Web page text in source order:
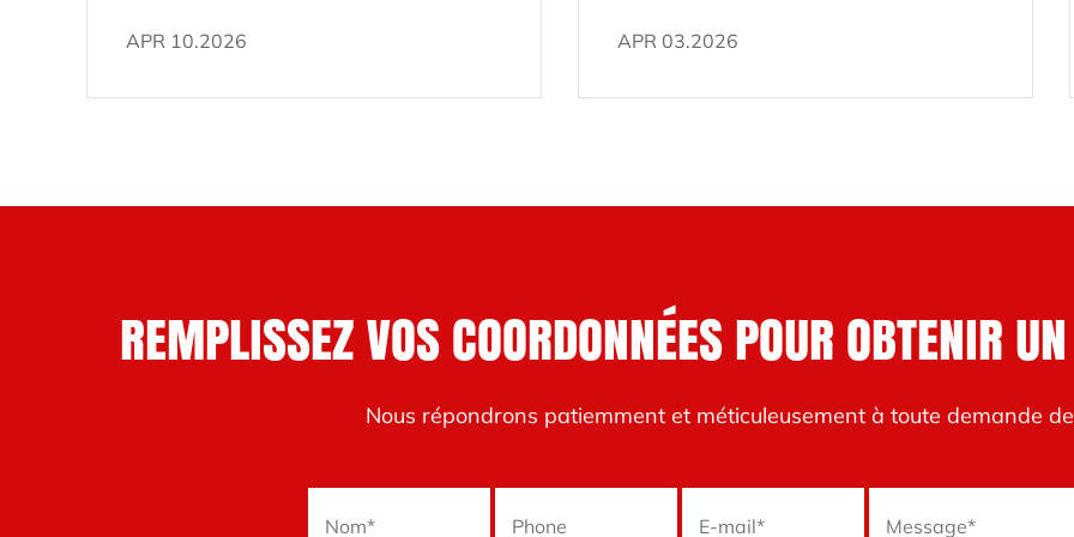
électrochimique spécifique appliqué à
l'aluminium. ...
APR 10.2026
avancée d'ustensiles de cuisine
conçus grâce à une technol...
APR 03.2026
REMPLISSEZ VOS COORDONNÉES POUR OBTENIR
Nous répondrons patiemment et méticuleusement à toute demande